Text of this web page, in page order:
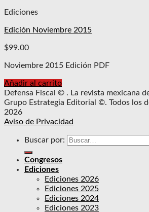
Ediciones
Edición Noviembre 2015
$99.00
Noviembre 2015 Edición PDF
Añadir al carrito
Defensa Fiscal © . La revista mexicana
Grupo Estrategia Editorial ©. Todos los
2026
Aviso de Privacidad
Buscar por:
Congresos
Ediciones
Ediciones 2026
Ediciones 2025
Ediciones 2024
Ediciones 2023